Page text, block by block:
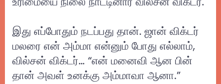
இது எப்போதும் நடப்பது தான். ஜான் விக்டர்
மலரை என் அம்மா என்னும் போது எல்லாம்,
வில்சன் விக்டர்… “என் மனைவி ஆன பின்
தான் அவள் உனக்கு அம்மாவா ஆனா.”